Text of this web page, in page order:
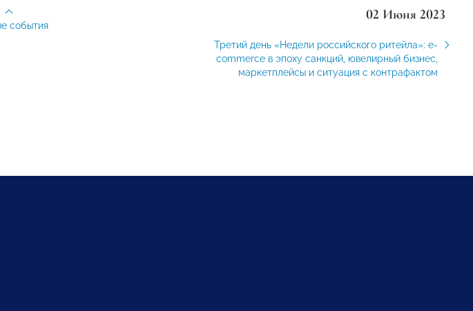
02 Июня 2023
Третий день «Недели российского ритейла»: e-
commerce в эпоху санкций, ювелирный бизнес,
маркетплейсы и ситуация с контрафактом
события